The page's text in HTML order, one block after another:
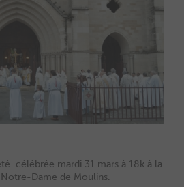
célébrée mardi 31 mars à 18k à la
Dame de Moulins.